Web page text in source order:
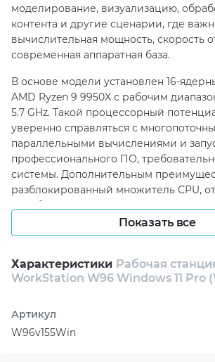
моделирование, визуализацию,
контента и другие сценарии, где
вычислительная мощность, скорость
современная аппаратная база.
В основе модели установлен 16-
AMD Ryzen 9 9950X с рабочим
5.7 GHz. Такой процессорный
уверенно справляться с
параллельными вычислениями и
профессионального ПО,
системы. Дополнительным
разблокированный множитель CPU,
ещё больше возможностей для
производительности.
PRO 4500 с 32 ГБ видеопамяти —
инструмент для работы с CAD-
визуальными проектами высокого
станция демонстрирует отличную
Показать все
Характеристики Рабочая
WorkStation W96 Windows 11 Pro
Артикул
W96v155Win